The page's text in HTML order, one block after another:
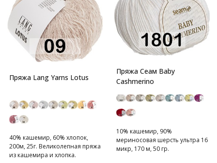
Пряжа Lang Yarns Lotus
40% кашемир, 60% хлопок,
200м, 25г. Великолепная пряжа
из кашемира и хлопка.
Пряжа Сеам Baby
Cashmerino
10% кашемир, 90%
мериносовая шерсть ультра 16
микр, 170 м, 50 гр.